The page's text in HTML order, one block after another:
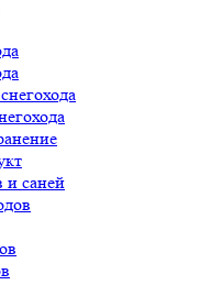
и саней